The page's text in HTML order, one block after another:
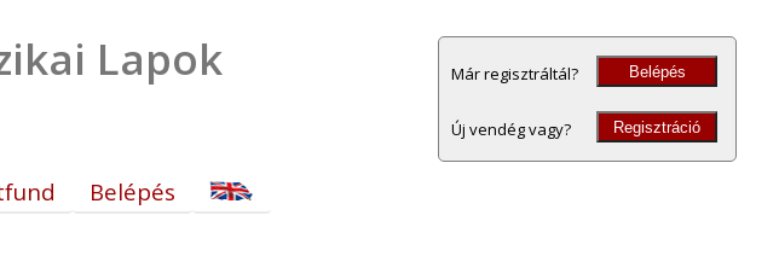
Lapok Már regisztráltál? Belépés
Új vendég vagy? Regisztráció
Belépés